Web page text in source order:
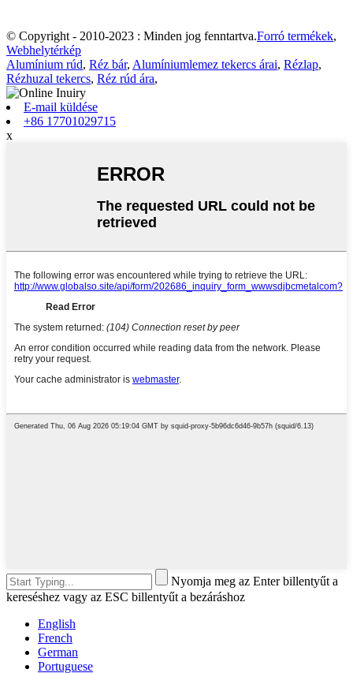
© Copyright - 2010-2023 : Minden jog fenntartva.Forró termékek,
Webhelytérkép
Alumínium rúd, Réz bár, Alumíniumlemez tekercs árai, Rézlap,
Rézhuzal tekercs, Réz rúd ára,
E-mail küldése
+86 17701029715
x
Nyomja meg az Enter billentyűt a
kereséshez vagy az ESC billentyűt a bezáráshoz
English
French
German
Portuguese